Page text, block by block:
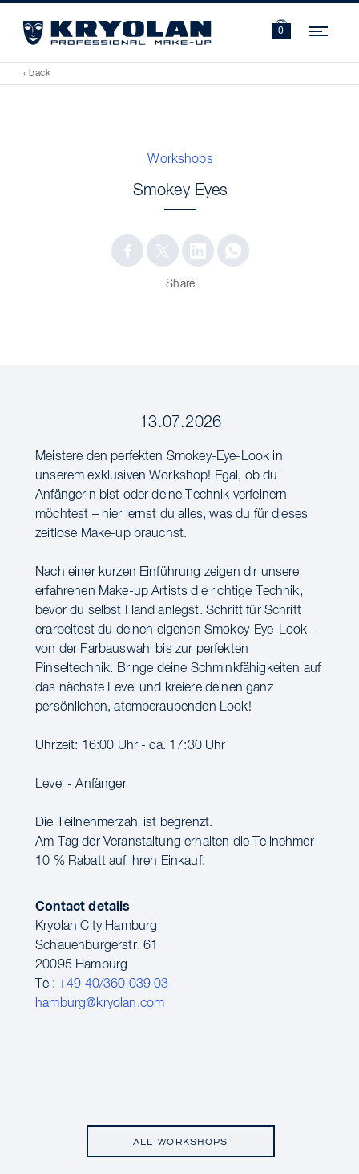
0
‹ back
Workshops
Smokey Eyes
Share
13.07.2026
Meistere den perfekten Smokey-Eye-Look in
unserem exklusiven Workshop! Egal, ob du
Anfängerin bist oder deine Technik verfeinern
möchtest – hier lernst du alles, was du für dieses
zeitlose Make-up brauchst.
Nach einer kurzen Einführung zeigen dir unsere
erfahrenen Make-up Artists die richtige Technik,
bevor du selbst Hand anlegst. Schritt für Schritt
erarbeitest du deinen eigenen Smokey-Eye-Look –
von der Farbauswahl bis zur perfekten
Pinseltechnik. Bringe deine Schminkfähigkeiten auf
das nächste Level und kreiere deinen ganz
persönlichen, atemberaubenden Look!
Uhrzeit: 16:00 Uhr - ca. 17:30 Uhr
Level - Anfänger
Die Teilnehmerzahl ist begrenzt.
Am Tag der Veranstaltung erhalten die Teilnehmer
10 % Rabatt auf ihren Einkauf.
Contact details
Kryolan City Hamburg
Schauenburgerstr. 61
20095 Hamburg
Tel: +49 40/360 039 03
hamburg@kryolan.com
ALL WORKSHOPS